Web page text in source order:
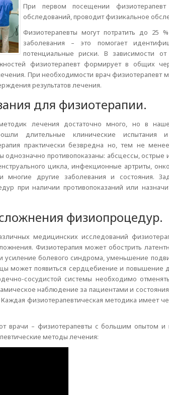
При первом посещении физиотерапевт
обследований, проводит физикальное
Физиотерапевты могут потратить до 25
заболевания – это помогает
потенциальные риски. В зависимости
физиотерапевт формирует в общих
При необходимости врач физиотерапевт
результатов лечения.
для физиотерапии.
методик лечения достаточно много, но в
длительные клинические испытания
практически безвредна но, тем не
однозначно противопоказаны: абсцессы,
цикла, инфекционные артриты,
многие другие заболевания и состояния.
при наличии противопоказаний или
физиопроцедур.
медицинских исследований
Физиотерапия может обострить
усиление болевого синдрома, уменьшение
может появиться сердцебиение и повышение
сосудистой системы необходимо
наблюдение за пациентами и
физиотерапевтическая методика имеет
врачи – физиотерапевты с большим опытом и
методы лечения: